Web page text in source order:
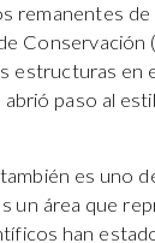
remanentes
estructuras en
abrió paso al
es uno
un área que
han